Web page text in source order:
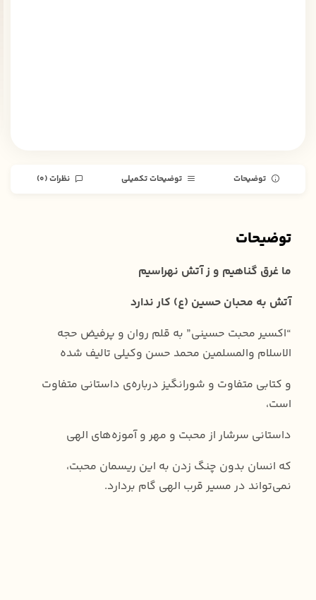
توضیحات توضیحات تکمیلی نظرات (0)
توضیحات
ما غرق گناهیم و ز آتش نهراسیم
آتش به محبان حسین (ع) کار ندارد
“اکسیر محبت حسینی” به قلم روان و پرفیض حجه
الاسلام والمسلمین محمد حسن وکیلی تالیف شده
و کتابی متفاوت و شورانگیز درباره‌ی داستانی متفاوت‌
است،
داستانی سرشار از محبت و مهر و آموزه‌های الهی‌
که انسان بدون چنگ زدن به این ریسمان محبت،
نمی‌تواند در مسیر قرب الهی گام بردارد.